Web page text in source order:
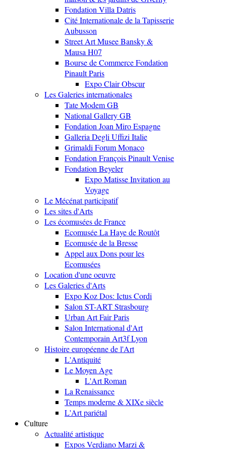
Fondation Villa Datris
Cité Internationale de la Tapisserie
Aubusson
Street Art Musee Bansky &
Mausa H07
Bourse de Commerce Fondation
Pinault Paris
Expo Clair Obscur
Les Galeries internationales
Tate Modem GB
National Gallery GB
Fondation Joan Miro Espagne
Galleria Degli Uffizi Italie
Grimaldi Forum Monaco
Fondation François Pinault Venise
Fondation Beyeler
Expo Matisse Invitation au
Voyage
Le Mécénat participatif
Les sites d'Arts
Les écomusées de France
Ecomusée La Haye de Routôt
Ecomusée de la Bresse
Appel aux Dons pour les
Ecomusées
Location d'une oeuvre
Les Galeries d'Arts
Expo Koz Dos: Ictus Cordi
Salon ST-ART Strasbourg
Urban Art Fair Paris
Salon International d'Art
Contemporain Art3f Lyon
Histoire européenne de l'Art
L'Antiquité
Le Moyen Age
L'Art Roman
La Renaissance
Temps moderne & XIXe siècle
L'Art pariétal
Culture
Actualité artistique
Expos Verdiano Marzi &